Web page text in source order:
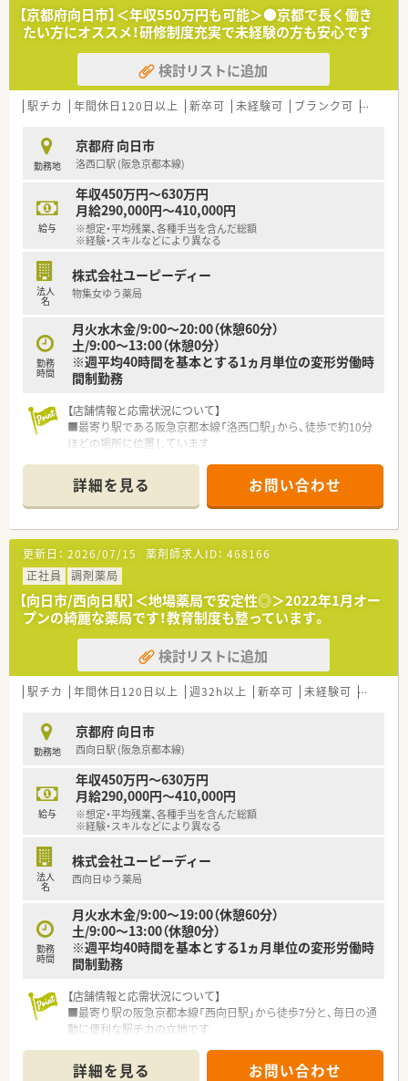
【法人特徴について】
■全国に466店舗を展開する大手調剤薬局グループでありなが
ら、地域密着型の店舗運営を大切にしている法人です。
■地域の皆様の役に立ち信頼される薬局を追求しており、近畿圏
内だけでも50店舗以上を出店している安定企業です。
■調剤過誤防止システムを全店舗に導入するなど、患者様の安全
【職場環境と雰囲気】
■店内は清潔感溢れるすっきりとした空間となっており、患者様
だけでなく働くスタッフにとっても快適な環境です。
■新入社員の約8割が薬局の雰囲気の良さを入社理由に挙げるほ
ど、温かくコミュニケーションが活発な職場です。
■産前産後休業や育児休業からの復帰率が93パーセントと非常
【想定されるキャリアイメージ】
■一般勤務からスタートし、管理薬剤師やエリアマネージャー、
■経験年数や役職に応じた多様な研修プログラムが用意されて
おり、常に自身のスキルを磨き続けることが可能です。
■日本薬剤師研修センターの認定単位を取得できるプログラム
や、学会発表の機会など専門性を高める支援が豊富です。
【京都府向日市】＜年収550万円も可能＞●京都で長く働き
たい方にオススメ！研修制度充実で未経験の方も安心です
検討リストに追加
駅チカ 年間休日120日以上 新卒可 未経験可 ブランク可 高給与
勤務地
京都府 向日市
洛西口駅 (阪急京都本線)
給与
年収450万円～630万円
月給290,000円～410,000円
※想定・平均残業、各種手当を含んだ総額
※経験・スキルなどにより異なる
法人
名
株式会社ユーピーディー
物集女ゆう薬局
勤務
時間
月火水木金/9:00～20:00（休憩60分）
土/9:00～13:00（休憩0分）
※週平均40時間を基本とする1ヵ月単位の変形労働時
間制勤務
【店舗情報と応需状況について】
■最寄り駅である阪急京都本線「洛西口駅」から、徒歩で約10分
ほどの場所に位置しています
1日40～50枚応需します
■薬剤師は常時2名体制を基本としており、事務スタッフと連携
しながら業務にあたります
【募集背景と求める人物像について】
■今後の更なるサービス向上と、より働きやすい職場環境を整え
ていくための増員募集です
■周囲のスタッフと円滑にコミュニケーションを取り、チームワ
ークを大切にできる方を求めています
■新しい知識やスキルを積極的に学ぶ意欲があり、自身の成長の
ために努力できる方を歓迎します
【勤務実態について】
■年間休日は125日と大変豊富で、完全週休2日制のためプライ
■基本的に毎週同じ曜日が休日となる固定シフト制を採用して
おり、先の予定が立てやすいです
■ご自宅から1時間以内で通勤できる店舗への配属が基本で、無
理な転勤の心配はありません
【想定される業務内容】
■整形外科や外科、皮膚科領域の処方箋を中心に、調剤・監査・服
■法人として在宅医療に注力しているため、ご希望や適性に応じ
て在宅業務に携わることも可能です
■患者様一人ひとりと向き合い、信頼関係を築きながら「かかり
詳細を見る お問い合わせ
更新日： 2026/07/15 薬剤師求人ID： 468166
正社員
調剤薬局
【向日市/西向日駅】＜地場薬局で安定性◎＞2022年1月オー
プンの綺麗な薬局です！教育制度も整っています。
検討リストに追加
駅チカ 年間休日120日以上 週32h以上 新卒可 未経験可 高給与
勤務地
京都府 向日市
西向日駅 (阪急京都本線)
給与
年収450万円～630万円
月給290,000円～410,000円
※想定・平均残業、各種手当を含んだ総額
※経験・スキルなどにより異なる
法人
名
株式会社ユーピーディー
西向日ゆう薬局
勤務
時間
月火水木金/9:00～19:00（休憩60分）
土/9:00～13:00（休憩0分）
※週平均40時間を基本とする1ヵ月単位の変形労働時
間制勤務
【店舗情報と応需状況について】
■最寄り駅の阪急京都本線「西向日駅」から徒歩7分と、毎日の通
勤に便利な駅チカの立地です
落ち着いて応需しています
詳細を見る お問い合わせ